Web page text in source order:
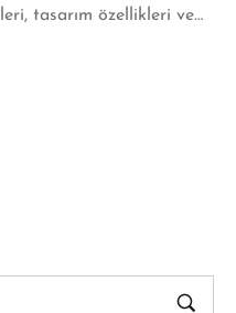
tasarım özellikleri ve…